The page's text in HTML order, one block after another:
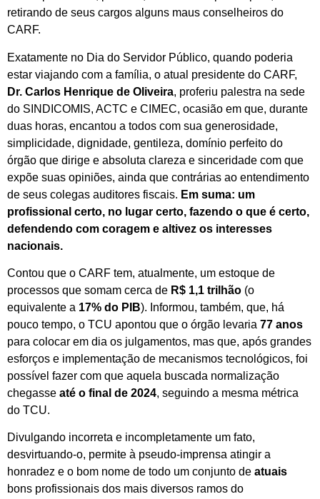
retirando de seus cargos alguns maus conselheiros do
CARF.
Exatamente no Dia do Servidor Público, quando poderia
estar viajando com a família, o atual presidente do CARF,
Dr. Carlos Henrique de Oliveira, proferiu palestra na sede
do SINDICOMIS, ACTC e CIMEC, ocasião em que, durante
duas horas, encantou a todos com sua generosidade,
simplicidade, dignidade, gentileza, domínio perfeito do
órgão que dirige e absoluta clareza e sinceridade com que
expõe suas opiniões, ainda que contrárias ao entendimento
de seus colegas auditores fiscais. Em suma: um
profissional certo, no lugar certo, fazendo o que é certo,
defendendo com coragem e altivez os interesses
nacionais.
Contou que o CARF tem, atualmente, um estoque de
processos que somam cerca de R$ 1,1 trilhão (o
equivalente a 17% do PIB). Informou, também, que, há
pouco tempo, o TCU apontou que o órgão levaria 77 anos
para colocar em dia os julgamentos, mas que, após grandes
esforços e implementação de mecanismos tecnológicos, foi
possível fazer com que aquela buscada normalização
chegasse até o final de 2024, seguindo a mesma métrica
do TCU.
Divulgando incorreta e incompletamente um fato,
desvirtuando-o, permite à pseudo-imprensa atingir a
honradez e o bom nome de todo um conjunto de atuais
bons profissionais dos mais diversos ramos do